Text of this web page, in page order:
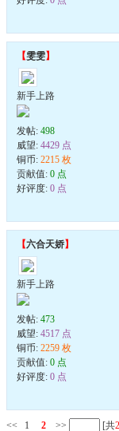
【雯雯】
新手上路
发帖: 498
威望: 4429 点
铜币: 2215 枚
贡献值: 0 点
好评度: 0 点
【六合天娇】
新手上路
发帖: 473
威望: 4517 点
铜币: 2259 枚
贡献值: 0 点
好评度: 0 点
<< 1 2 >> [共2